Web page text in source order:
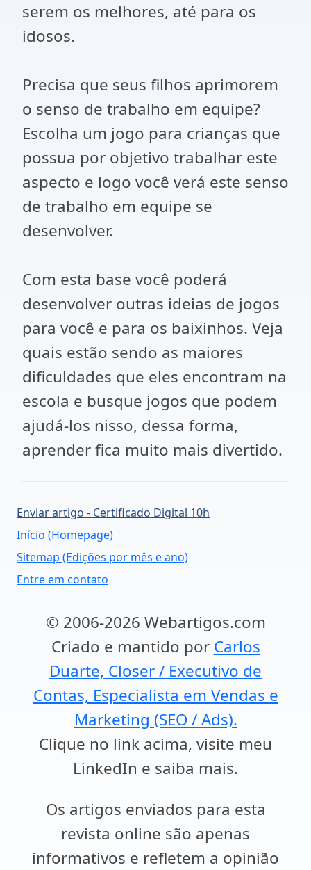
serem os melhores, até para os
idosos.
Precisa que seus filhos aprimorem
o senso de trabalho em equipe?
Escolha um jogo para crianças que
possua por objetivo trabalhar este
aspecto e logo você verá este senso
de trabalho em equipe se
desenvolver.
Com esta base você poderá
desenvolver outras ideias de jogos
para você e para os baixinhos. Veja
quais estão sendo as maiores
dificuldades que eles encontram na
escola e busque jogos que podem
ajudá-los nisso, dessa forma,
aprender fica muito mais divertido.
Enviar artigo - Certificado Digital 10h
Início (Homepage)
Sitemap (Edições por mês e ano)
Entre em contato
© 2006-2026 Webartigos.com
Criado e mantido por Carlos
Duarte, Closer / Executivo de
Contas, Especialista em Vendas e
Marketing (SEO / Ads).
Clique no link acima, visite meu
LinkedIn e saiba mais.
Os artigos enviados para esta
revista online são apenas
informativos e refletem a opinião